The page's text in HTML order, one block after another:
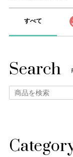
すべて
Search